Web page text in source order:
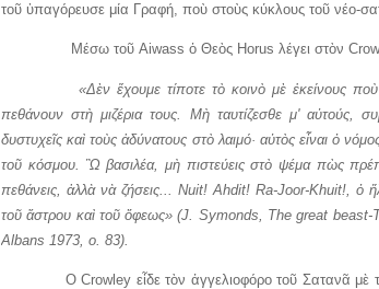
τοῦ ὑπαγόρευσε μία Γραφή, ποὺ στοὺς κύκλους τοῦ νέο-
Μέσω τοῦ Aiwass ὁ Θεὸς Horus λέγει στὸν
«Δὲν ἔχουμε τίποτε τὸ κοινὸ μὲ ἐκείνους ποὺ
πεθάνουν στὴ μιζέρια τους. Μὴ ταυτίζεσθε μ' αὐτούς,
δυστυχεῖς καὶ τοὺς ἀδύνατους στὸ λαιμό· αὐτὸς εἶναι ὁ
τοῦ κόσμου. Ὢ βασιλέα, μὴ πιστεύεις στὸ ψέμα πὼς
πεθάνεις, ἀλλὰ νὰ ζήσεις... Nuit! Ahdit! Ra-Joor-Khuit!, ὁ
τοῦ ἄστρου καὶ τοῦ ὄφεως» (J. Symonds, The great
Albans 1973, o. 83).
Ο Crowley εἶδε τὸν ἀγγελιοφόρο τοῦ Σατανᾶ μὲ τὴ